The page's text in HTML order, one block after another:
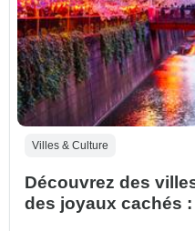
Villes & Culture
Découvrez des
des joyaux cachés